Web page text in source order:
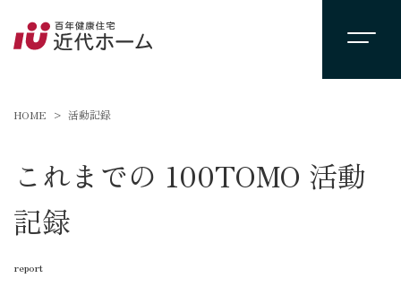
HOME 活動記録
これまでの 100TOMO 活動
記録
report